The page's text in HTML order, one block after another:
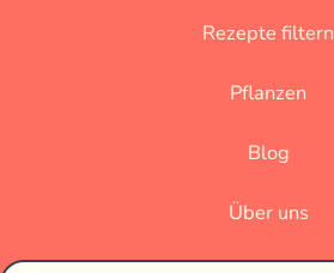
Rezepte filtern
Pflanzen
Blog
Über uns